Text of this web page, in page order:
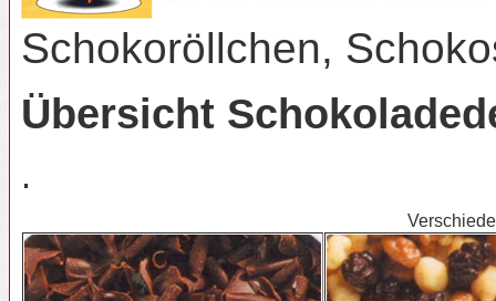
Schokoröllchen,
Übersicht
.